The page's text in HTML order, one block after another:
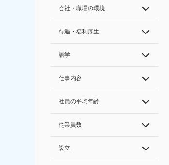
会社・職場の環境
待遇・福利厚生
語学
仕事内容
社員の平均年齢
従業員数
設立